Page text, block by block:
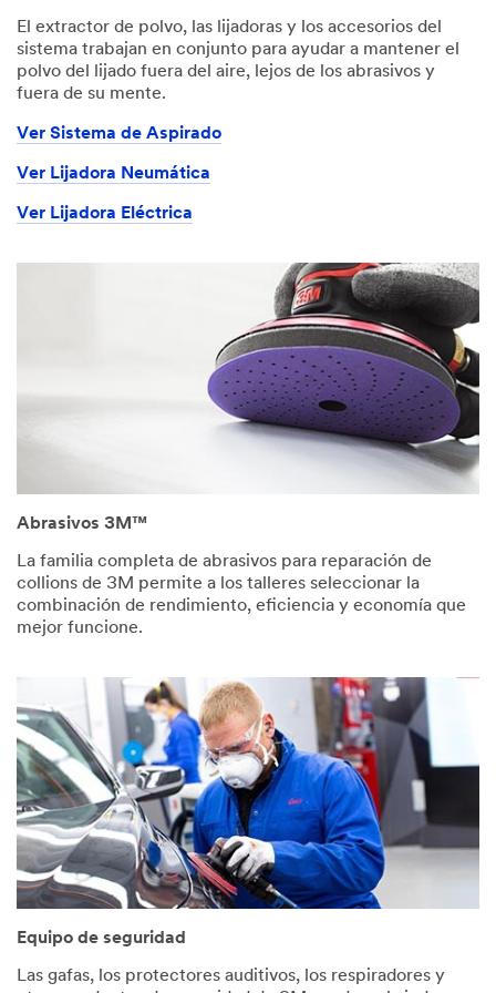
and
we
will
contact
shortly.
All
fields
are
Shop Name
First Name
Last Name
Phone
Number
Job Role
Select One
y
El extractor de polvo, las lijadoras y los accesorios del
sistema trabajan en conjunto para ayudar a mantener el
polvo del lijado fuera del aire, lejos de los abrasivos y
fuera de su mente.
Ver Sistema de Aspirado
Ver Lijadora Neumática
Ver Lijadora Eléctrica
Abrasivos 3M™
La familia completa de abrasivos para reparación de
collions de 3M permite a los talleres seleccionar la
combinación de rendimiento, eficiencia y economía que
mejor funcione.
Equipo de seguridad
Las gafas, los protectores auditivos, los respiradores y